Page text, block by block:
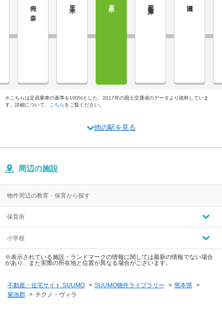
光の森
※こちらは定員乗車の基準を100%とした、2017年の国土交通省のデータより抜粋していま
す。詳細について、
こちらをご覧ください。
他の駅を見る
周辺の施設
物件周辺の教育・保育から探す
保育所
小学校
※表示されている施設・ランドマークの情報に関しては最新の情報でない場合
があり、また実際の所在地と位置が異なる場合がございます。
不動産・住宅サイト SUUMO > SUUMO物件ライブラリー > 熊本県 >
菊池郡 > テクノ・ヴィラ